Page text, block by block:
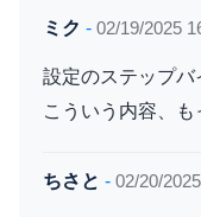
ミク - 02/19/2025
設定のステップバ
こういう内容、
ちさと - 02/20/